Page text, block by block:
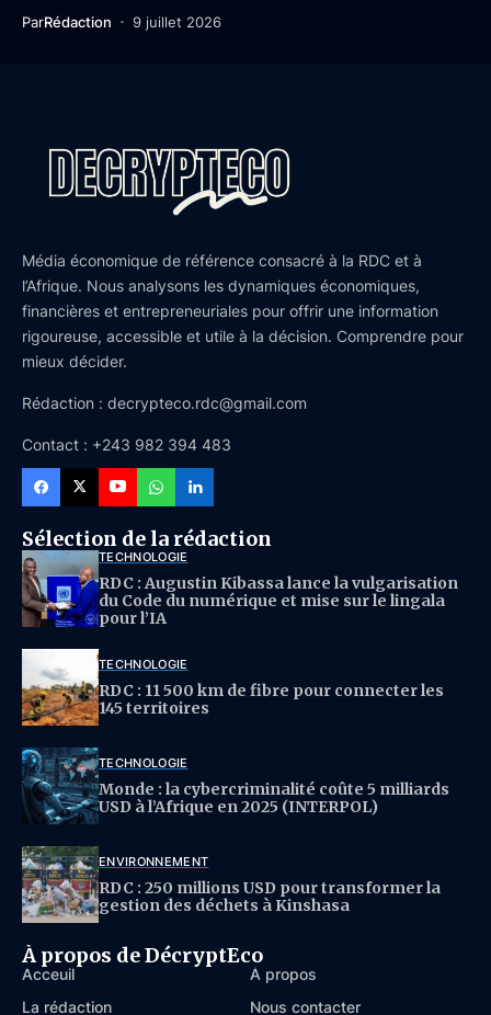
ParRédaction 9 juillet 2026
Média économique de référence consacré à la RDC et à
l’Afrique. Nous analysons les dynamiques économiques,
financières et entrepreneuriales pour offrir une information
rigoureuse, accessible et utile à la décision. Comprendre pour
mieux décider.
Rédaction : decrypteco.rdc@gmail.com
Contact : +243 982 394 483
Sélection de la rédaction
TECHNOLOGIE
RDC : Augustin Kibassa lance la vulgarisation
du Code du numérique et mise sur le lingala
pour l’IA
TECHNOLOGIE
RDC : 11 500 km de fibre pour connecter les
145 territoires
TECHNOLOGIE
Monde : la cybercriminalité coûte 5 milliards
USD à l’Afrique en 2025 (INTERPOL)
ENVIRONNEMENT
RDC : 250 millions USD pour transformer la
gestion des déchets à Kinshasa
À propos de DécryptEco
Acceuil
À propos
La rédaction
Nous contacter